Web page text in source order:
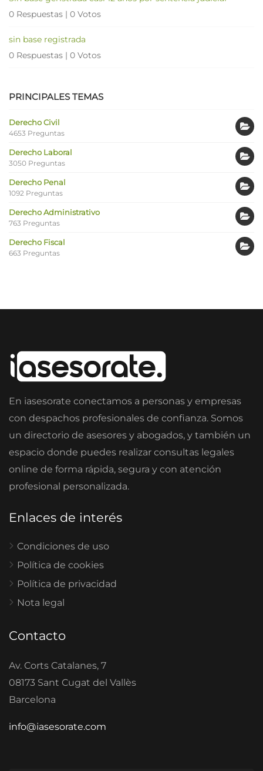
0 Respuestas | 0 Votos
sin base registrada
0 Respuestas | 0 Votos
PRINCIPALES TEMAS
Derecho Civil
4653 Preguntas
Derecho Laboral
3050 Preguntas
Derecho Penal
1092 Preguntas
Derecho Administrativo
763 Preguntas
Derecho Fiscal
663 Preguntas
En iasesorate conectamos a personas y empresas
con despachos profesionales de confianza. Somos
un directorio de asesores y abogados, y también un
espacio donde puedes realizar consultas legales
online de forma rápida, segura y con atención
profesional personalizada.
Enlaces de interés
Condiciones de uso
Política de cookies
Política de privacidad
Nota legal
Contacto
Av. Corts Catalanes, 7
08173 Sant Cugat del Vallès
Barcelona
info@iasesorate.com